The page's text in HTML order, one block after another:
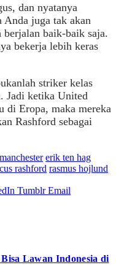
dan nyatanya
Anda juga tak akan
berjalan baik-baik saja.
bekerja lebih keras
striker kelas
Jadi ketika United
di Eropa, maka mereka
Rashford sebagai
erik ten hag
rashford rasmus hojlund
Tumblr Email
Lawan Indonesia di